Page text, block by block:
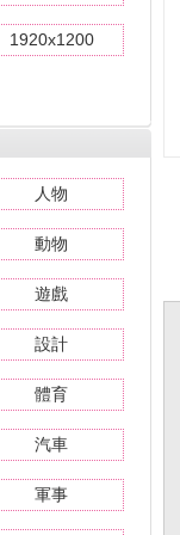
1920x1200
人物
動物
遊戲
設計
體育
汽車
軍事